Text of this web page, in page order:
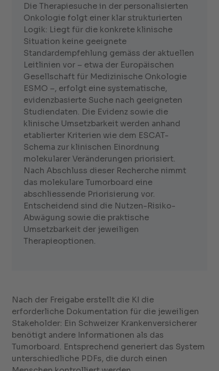
Die Therapiesuche in der personalisierten
Onkologie folgt einer klar strukturierten
Logik: Liegt für die konkrete klinische
Situation keine geeignete
Standardempfehlung gemäss der aktuellen
Leitlinien vor – etwa der Europäischen
Gesellschaft für Medizinische Onkologie
ESMO –, erfolgt eine systematische,
evidenzbasierte Suche nach geeigneten
Studiendaten. Die Evidenz sowie die
klinische Umsetzbarkeit werden anhand
etablierter Kriterien wie dem ESCAT-
Schema zur klinischen Einordnung
molekularer Veränderungen priorisiert.
Nach Abschluss dieser Recherche nimmt
das molekulare Tumorboard eine
abschliessende Priorisierung vor.
Entscheidend sind die Nutzen-Risiko-
Abwägung sowie die praktische
Umsetzbarkeit der jeweiligen
Therapieoptionen.
Nach der Freigabe erstellt die KI die
erforderliche Dokumentation für die jeweiligen
Stakeholder: Ein Schweizer Krankenversicherer
benötigt andere Informationen als das
Tumorboard. Entsprechend generiert das System
unterschiedliche PDFs, die durch einen